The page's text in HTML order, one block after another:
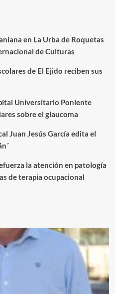
en La Urba de Roquetas
de Culturas
de El Ejido reciben sus
Universitario Poniente
sobre el glaucoma
Juan Jesús García edita el
la atención en patología
de terapia ocupacional